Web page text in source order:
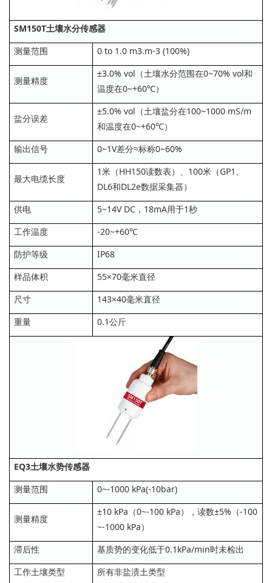
SM150T土壤水分传感器
测量范围
0 to 1.0 m3.m‐3 (100%)
测量精度
±3.0% vol（土壤水分范围在0~70% vol和
温度在0~+60℃）
盐分误差
±5.0% vol（土壤盐分在100~1000 mS/m
和温度在0~+60℃）
输出信号
0~1V差分≈标称0~60%
最大电缆长度
1米（HH150读数表）、100米（GP1、
DL6和DL2e数据采集器）
供电
5~14V DC，18mA用于1秒
工作温度
-20~+60℃
防护等级
IP68
样品体积
55×70毫米直径
尺寸
143×40毫米直径
重量
0.1公斤
EQ3土壤水势传感器
测量范围
0~-1000 kPa(‐10bar)
测量精度
±10 kPa（0~-100 kPa），读数±5%（-100
~-1000 kPa）
滞后性
基质势的变化低于0.1kPa/min时未检出
工作土壤类型
所有非盐渍土类型